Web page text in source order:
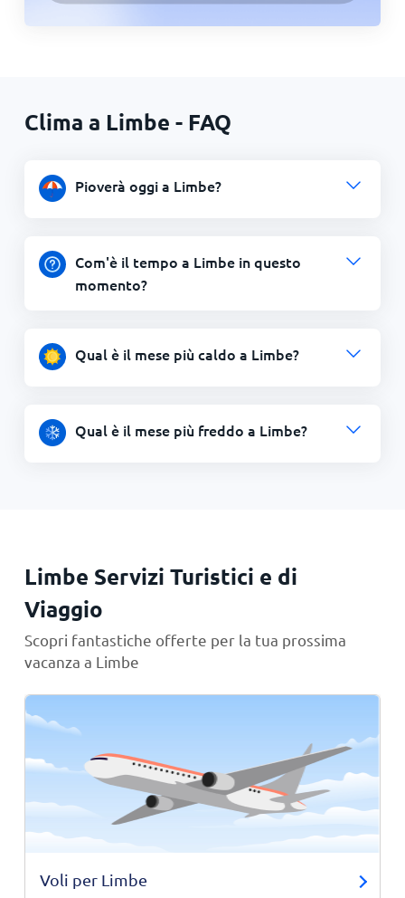
Clima a Limbe - FAQ
Pioverà oggi a Limbe?
Com'è il tempo a Limbe in questo
momento?
Qual è il mese più caldo a Limbe?
Qual è il mese più freddo a Limbe?
Limbe Servizi Turistici e di
Viaggio
Scopri fantastiche offerte per la tua prossima
vacanza a Limbe
Voli per Limbe